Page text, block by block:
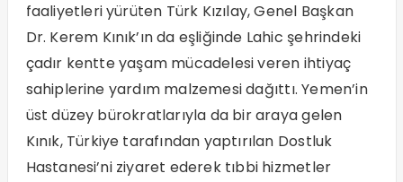
faaliyetleri yürüten Türk Kızılay, Genel Başkan
Dr. Kerem Kınık’ın da eşliğinde Lahic şehrindeki
çadır kentte yaşam mücadelesi veren ihtiyaç
sahiplerine yardım malzemesi dağıttı. Yemen’in
üst düzey bürokratlarıyla da bir araya gelen
Kınık, Türkiye tarafından yaptırılan Dostluk
Hastanesi’ni ziyaret ederek tıbbi hizmetler